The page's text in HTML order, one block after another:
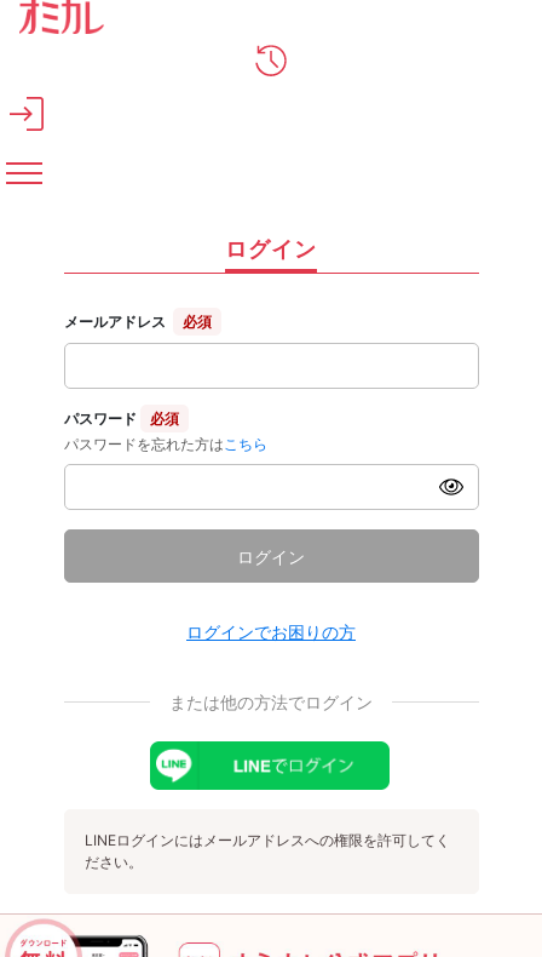
メインコンテンツへスキップ
ログイン
メールアドレス 必須
パスワード
必須
パスワードを忘れた方は こちら
ログイン
ログインでお困りの方
または他の方法でログイン
LINEログインにはメールアドレスへの権限を許可してく
ださい。